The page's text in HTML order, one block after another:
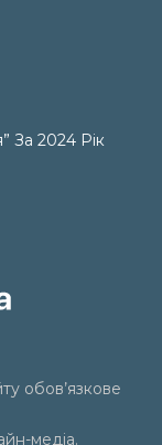
За 2024 Рік
обов’язкове
медіа.